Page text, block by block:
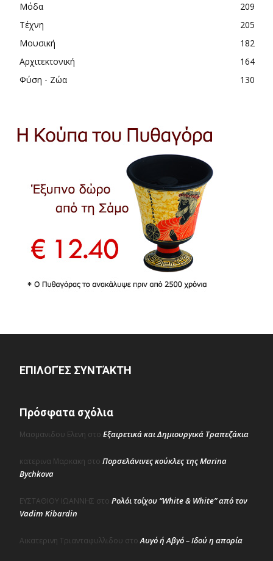
Μόδα
209
Τέχνη
205
Μουσική
182
Αρχιτεκτονική
164
Φύση - Ζώα
130
ΕΠΙΛΟΓΈΣ ΣΥΝΤΆΚΤΗ
Πρόσφατα σχόλια
Μασμανιδου Ελενη στο Εξαιρετικά και Δημιουργικά Τραπεζάκια
κατερινα Μαρκακη στο Πορσελάνινες κούκλες της Marina
Bychkova
ΕΥΣΤΑΘΙΟΥ ΙΩΑΝΝΗΣ στο Ρολόι τοίχου “White & White” από τον
Vadim Kibardin
Αικατερινη Τριανταφυλλιδου στοΑυγό ή Αβγό – Ιδού η απορία